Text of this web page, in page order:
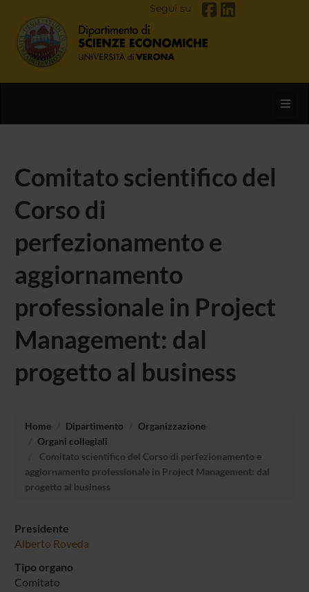
Segui su
Comitato scientifico del
Corso di
perfezionamento e
aggiornamento
professionale in Project
Management: dal
progetto al business
Home Dipartimento
Organizzazione
Organi collegiali
Comitato scientifico del Corso di perfezionamento e
aggiornamento professionale in Project Management: dal
progetto al business
Presidente
Alberto Roveda
Tipo organo
Comitato